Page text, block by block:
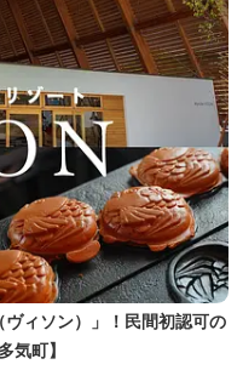
ィソン）」！民間初認可の
気町】